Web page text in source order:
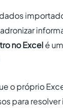
no Excel é
o próprio
para resolver